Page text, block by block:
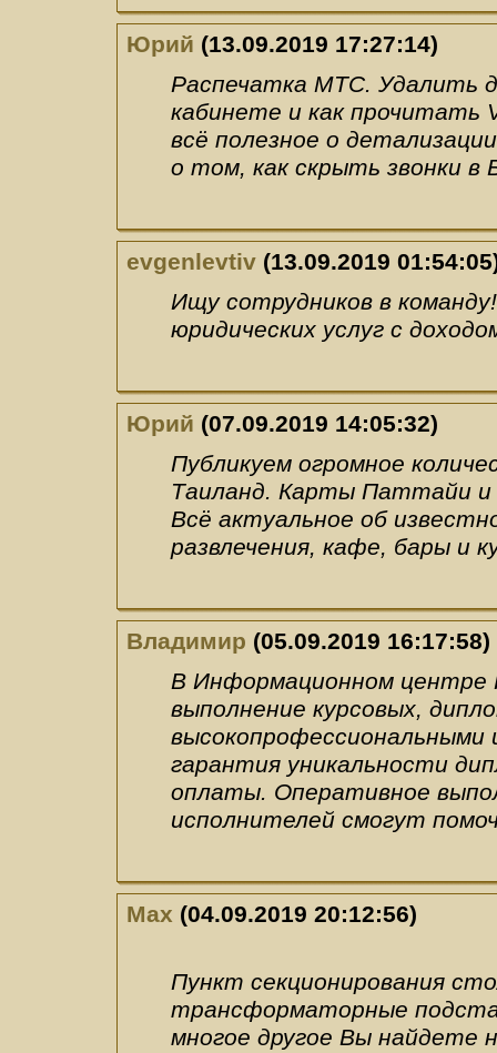
Юрий (13.09.2019 17:27:14)
Распечатка МТС. Удалить
кабинете и как
всё полезное о
о том, как скрыть звонки в
evgenlevtiv (13.09.2019
Ищу сотрудников в
юридических услуг с
Юрий (07.09.2019 14:05:32)
Публикуем огромное
Таиланд. Карты Паттайи
Всё актуальное об
развлечения, кафе, бары и
Владимир (05.09.2019 16:17:58)
В Информационном центре
выполнение курсовых,
гарантия уникальности
оплаты. Оперативное
исполнителей смогут
Max (04.09.2019 20:12:56)
Пункт секционирования
трансформаторные
многое другое Вы